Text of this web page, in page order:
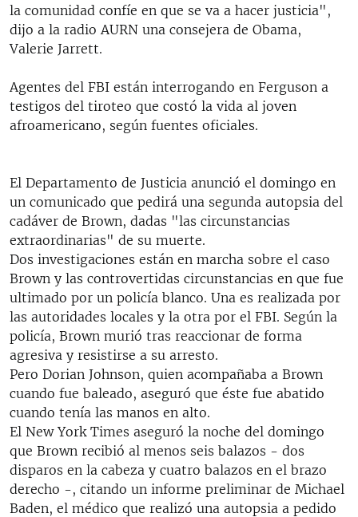
la comunidad confíe en que se va a hacer justicia",
dijo a la radio AURN una consejera de Obama,
Valerie Jarrett.
Agentes del FBI están interrogando en Ferguson a
testigos del tiroteo que costó la vida al joven
afroamericano, según fuentes oficiales.
El Departamento de Justicia anunció el domingo en
un comunicado que pedirá una segunda autopsia del
cadáver de Brown, dadas "las circunstancias
extraordinarias" de su muerte.
Dos investigaciones están en marcha sobre el caso
Brown y las controvertidas circunstancias en que fue
ultimado por un policía blanco. Una es realizada por
las autoridades locales y la otra por el FBI. Según la
policía, Brown murió tras reaccionar de forma
agresiva y resistirse a su arresto.
Pero Dorian Johnson, quien acompañaba a Brown
cuando fue baleado, aseguró que éste fue abatido
cuando tenía las manos en alto.
El New York Times aseguró la noche del domingo
que Brown recibió al menos seis balazos - dos
disparos en la cabeza y cuatro balazos en el brazo
derecho -, citando un informe preliminar de Michael
Baden, el médico que realizó una autopsia a pedido